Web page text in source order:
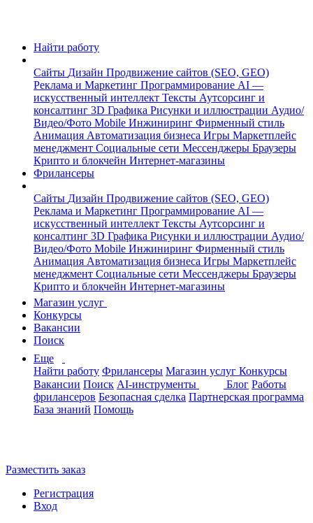
Найти работу
Сайты Дизайн Продвижение сайтов (SEO, GEO)
Реклама и Маркетинг Программирование AI —
искусственный интеллект Тексты Аутсорсинг и
консалтинг 3D Графика Рисунки и иллюстрации Аудио/
Видео/Фото Mobile Инжиниринг Фирменный стиль
Анимация Автоматизация бизнеса Игры Маркетплейс
менеджмент Социальные сети Мессенджеры Браузеры
Крипто и блокчейн Интернет-магазины
Фрилансеры
Сайты Дизайн Продвижение сайтов (SEO, GEO)
Реклама и Маркетинг Программирование AI —
искусственный интеллект Тексты Аутсорсинг и
консалтинг 3D Графика Рисунки и иллюстрации Аудио/
Видео/Фото Mobile Инжиниринг Фирменный стиль
Анимация Автоматизация бизнеса Игры Маркетплейс
менеджмент Социальные сети Мессенджеры Браузеры
Крипто и блокчейн Интернет-магазины
Магазин услуг
Конкурсы
Вакансии
Поиск
Еще
Найти работу Фрилансеры Магазин услуг Конкурсы
Вакансии Поиск AI-инструменты Блог Работы
фрилансеров Безопасная сделка Партнерская программа
База знаний Помощь
Разместить заказ
Регистрация
Вход